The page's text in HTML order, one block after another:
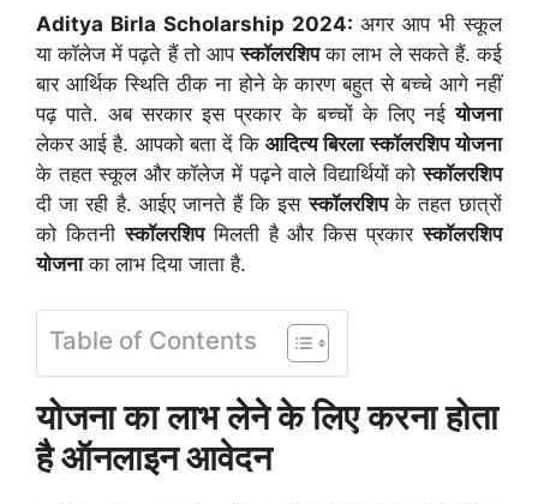
Aditya Birla Scholarship 2024: अगर आप भी स्कूल
या कॉलेज में पढ़ते हैं तो आपस्कॉलरशिपका लाभ ले सकते हैं. कई
बार आर्थिक स्थिति ठीक ना होने के कारण बहुत से बच्चे आगे नहीं
पढ़ पाते. अब सरकार इस प्रकार के बच्चों के लिए नईयोजना
लेकर आई है. आपको बता दें किआदित्य बिरला स्कॉलरशिप योजना
के तहत स्कूल और कॉलेज में पढ़ने वाले विद्यार्थियों कोस्कॉलरशिप
दी जा रही है. आईए जानते हैं कि इसस्कॉलरशिपके तहत छात्रों
को कितनीस्कॉलरशिपमिलती है और किस प्रकारस्कॉलरशिप
योजनाका लाभ दिया जाता है.
Table of Contents
योजना का लाभ लेने के लिए करना होता
है ऑनलाइन आवेदन